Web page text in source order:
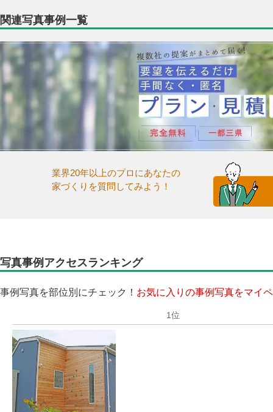
関連写真事例一覧
業界20年以上のプロにあなたの
家づくりを質問してみよう！
写真事例アクセスランキング
事例写真を部位別にチェック！ お気に入りの事例写真をマイ